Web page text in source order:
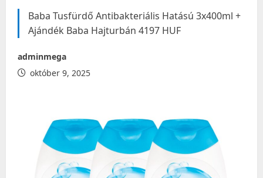
Baba Tusfürdő Antibakteriális Hatású 3x400ml +
Ajándék Baba Hajturbán 4197 HUF
adminmega
október 9, 2025